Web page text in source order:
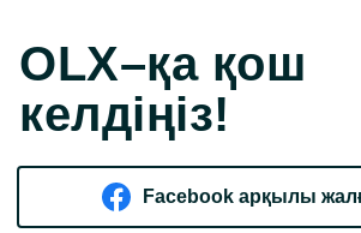
OLX–қа қош
келдіңіз!
Facebook арқылы